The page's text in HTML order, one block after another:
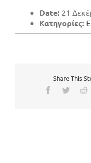
Date: 21
Κατηγορίες:
Share This
Facebook
Twitter